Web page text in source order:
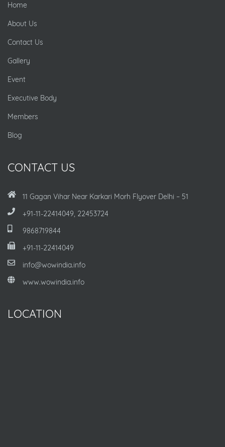
Home
About Us
Contact Us
Gallery
Event
Executive Body
Members
Blog
CONTACT US
11 Gagan Vihar Near Karkari Morh Flyover Delhi – 51
+91-11-22414049, 22453724
9868719844
+91-11-22414049
info@wowindia.info
www.wowindia.info
LOCATION